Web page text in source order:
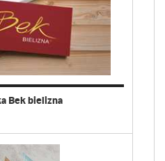
Bek bielizna